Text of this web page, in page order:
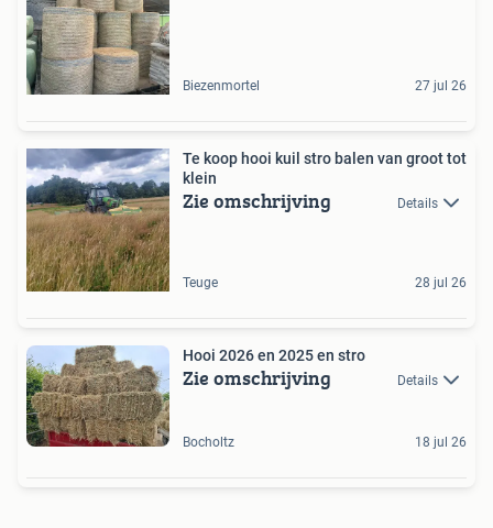
Biezenmortel 27 jul 26
Te koop hooi kuil stro balen van groot tot
klein
Zie omschrijving Details
Teuge 28 jul 26
Hooi 2026 en 2025 en stro
Zie omschrijving Details
Bocholtz 18 jul 26